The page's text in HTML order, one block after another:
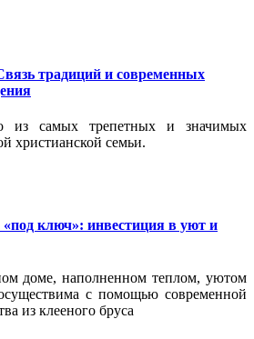
традиций и современных
из самых трепетных и значимых
христианской семьи.
«под ключ»: инвестиция в уют и
доме, наполненном теплом, уютом
с помощью современной
из клееного бруса